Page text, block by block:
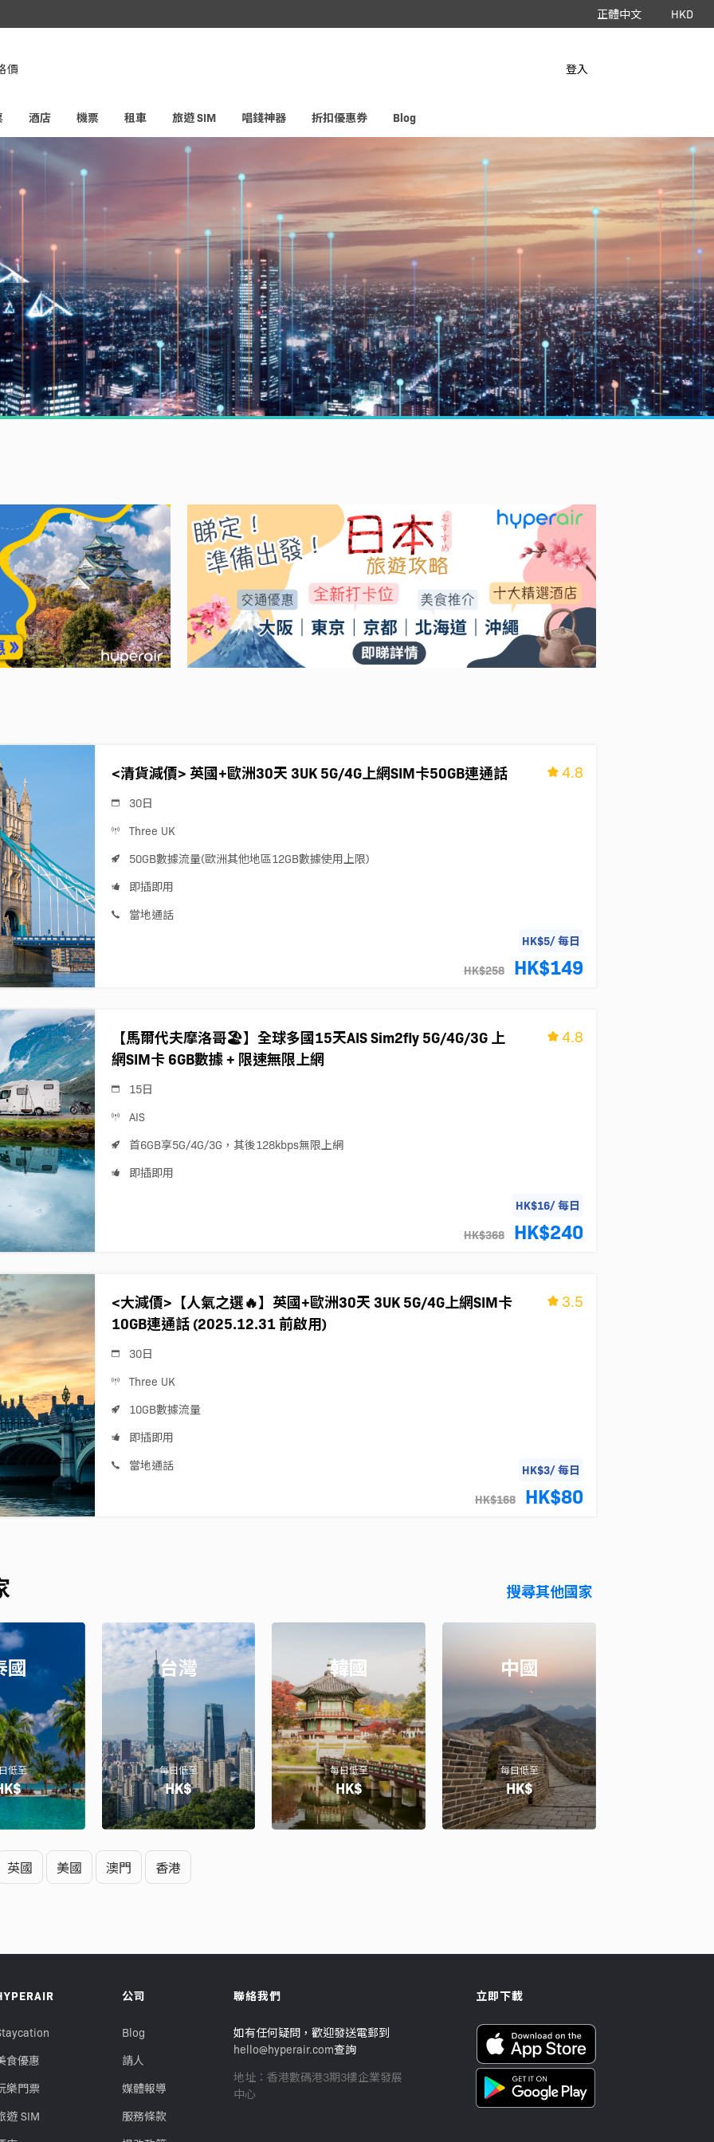
享
立即下載 App 正體中文 HKD
價 登入
酒店 機票 租車 旅遊 SIM 唱錢神器 折扣優惠券 Blog
<清貨減價> 英國+歐洲30天 3UK 5G/4G上網SIM卡50GB連通話
HK$5/ 每日
HK$258
HK$149
4.8
30日
Three UK
50GB數據流量(歐洲其他地區12GB數據使用上限)
即插即用
當地通話
【馬爾代夫摩洛哥🏖️】全球多國15天AIS Sim2fly 5G/4G/3G 上
網SIM卡 6GB數據 + 限速無限上網
HK$16/ 每日
HK$368
HK$240
4.8
15日
AIS
首6GB享5G/4G/3G，其後128kbps無限上網
即插即用
<大減價>【人氣之選🔥】英國+歐洲30天 3UK 5G/4G上網SIM卡
10GB連通話 (2025.12.31 前啟用)
HK$3/ 每日
HK$168
HK$80
3.5
30日
Three UK
10GB數據流量
即插即用
當地通話
搜尋其他國家
國
低至
台灣
每日低至
HK$
韓國
每日低至
HK$
中國
每日低至
HK$
英國 美國 澳門 香港
食優惠
樂門票
遊 SIM
公司
Blog
請人
媒體報導
服務條款
聯絡我們
如有任何疑問，歡迎發送電郵到
hello@hyperair.com查詢
地址：香港數碼港3期3樓企業發展
中心
立即下載